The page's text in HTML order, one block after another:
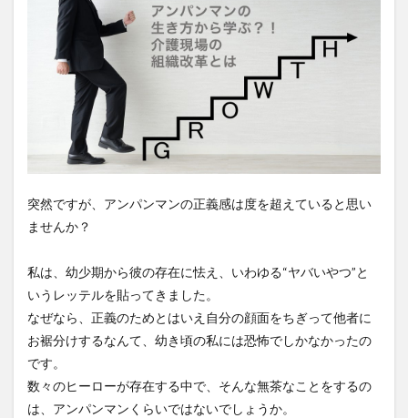
突然ですが、アンパンマンの正義感は度を超えていると思い
ませんか？
私は、幼少期から彼の存在に怯え、いわゆる“ヤバいやつ”と
いうレッテルを貼ってきました。
なぜなら、正義のためとはいえ自分の顔面をちぎって他者に
お裾分けするなんて、幼き頃の私には恐怖でしかなかったの
です。
数々のヒーローが存在する中で、そんな無茶なことをするの
は、アンパンマンくらいではないでしょうか。
認定介護福祉士
認知症 豆知識
運営指導
関西テレビ
障害者向けグループホーム
離職防止
香取幹
高瀬比左子
高齢者住宅新聞
組織力の向上
組織マネジメント
日常
未来の介護
未来をつくるKaigoカフェ
注文をまちがえる料理店
洗濯物
消毒液
理念・ビジョンの浸透
第36回 介護福祉国家試験
生産性向上
申し送り
社会福祉協議会
社会福祉士
社会福祉法人 若竹大寿会
社会福祉法人フラワー園
社内コミュニケーション
社内ポイントシステム